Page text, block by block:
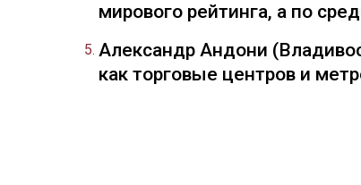
мирового рейтинга, а по
Александр Андони
как торговые центров и